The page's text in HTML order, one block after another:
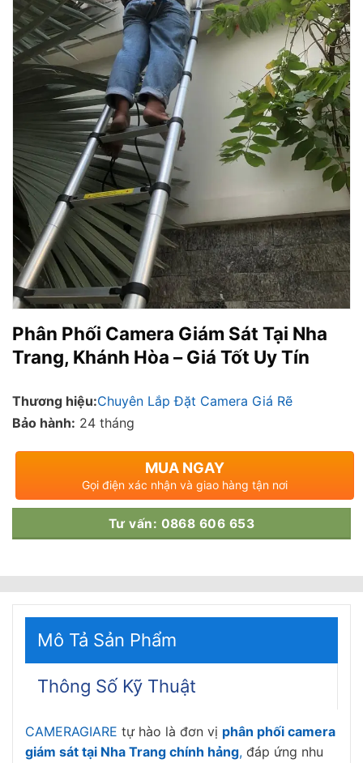
Phân Phối Camera Giám Sát Tại Nha
Trang, Khánh Hòa – Giá Tốt Uy Tín
Thương hiệu:Chuyên Lắp Đặt Camera Giá Rẽ
Bảo hành: 24 tháng
MUA NGAY
Gọi điện xác nhận và giao hàng tận nơi
Tư vấn: 0868 606 653
Mô Tả Sản Phẩm
Thông Số Kỹ Thuật
CAMERAGIARE tự hào là đơn vị phân phối camera
giám sát tại Nha Trang chính hảng, đáp ứng nhu